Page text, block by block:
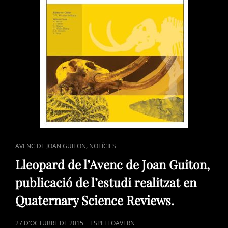
GUITON.
CAT
LINKS
AVENC DE JOAN GUITON, NOTÍCIES
Lleopard de l’Avenc de Joan Guiton,
publicació de l’estudi realitzat en
Quaternary Science Reviews.
POSTED
27 D'OCTUBRE DE 2015 ESPELEOAVERN